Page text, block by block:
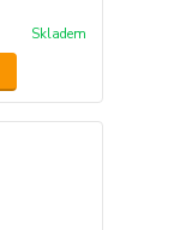
Skladem